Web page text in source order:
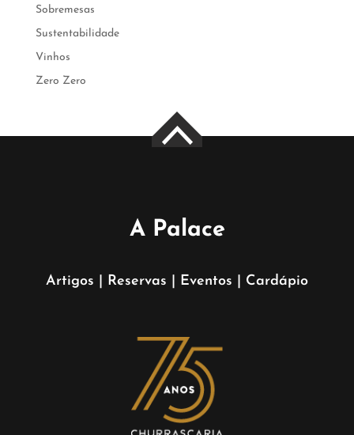
Sobremesas
Sustentabilidade
Vinhos
Zero Zero
A Palace
Artigos Reservas Eventos Cardápio